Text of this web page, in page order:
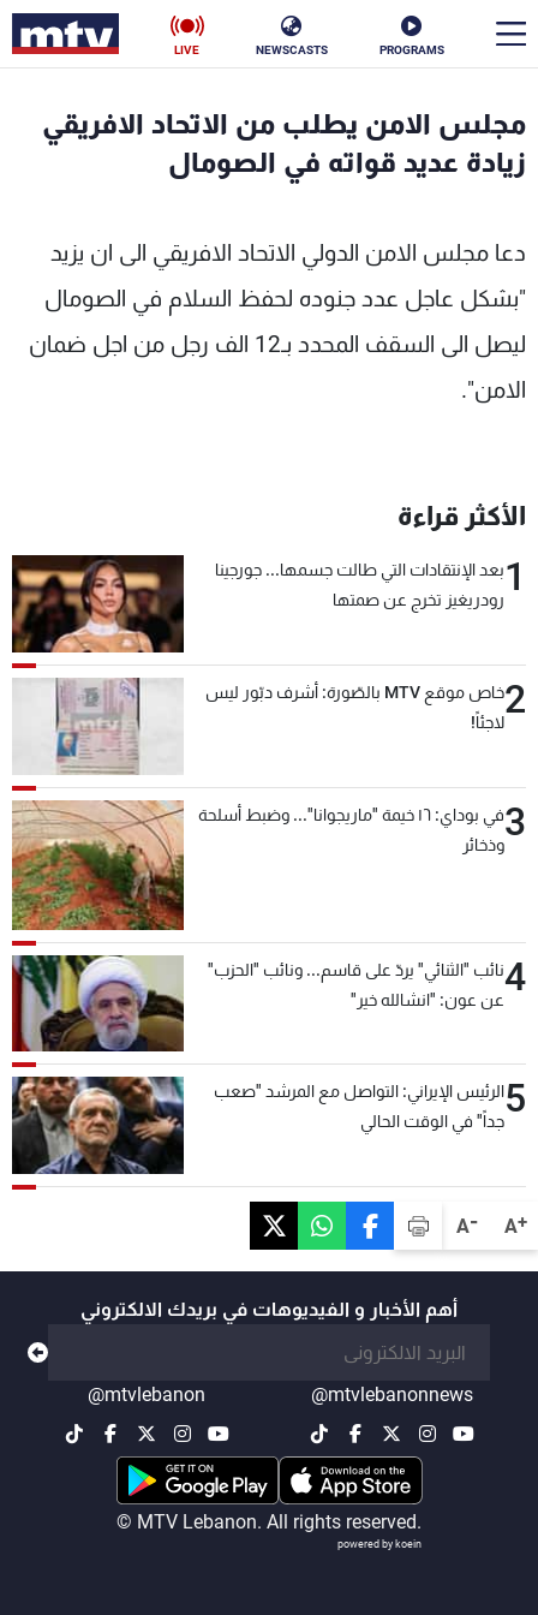
PROGRAMS
NEWSCASTS
LIVE
A+
A-
مجلس الامن يطلب من الاتحاد الافريقي
زيادة عديد قواته في الصومال
دعا مجلس الامن الدولي الاتحاد الافريقي الى ان يزيد
"بشكل عاجل عدد جنوده لحفظ السلام في الصومال
ليصل الى السقف المحدد بـ12 الف رجل من اجل ضمان
الامن".
الأكثر قراءة
1بعد الإنتقادات التي طالت جسمها... جورجينا
رودريغيز تخرج عن صمتها
2
خاص موقع MTV بالصّورة: أشرف دبّور ليس
لاجئاً!
3
في بوداي: ١٦ خيمة "ماريجوانا"... وضبط أسلحة
وذخائر
4نائب "الثنائي" يردّ على قاسم... ونائب "الحزب"
عن عون: "انشالله خير"
5الرئيس الإيراني: التواصل مع المرشد "صعب
جداً" في الوقت الحالي
أهم الأخبار و الفيديوهات في بريدك الالكتروني
@mtvlebanonnews
@mtvlebanon
© MTV Lebanon. All rights reserved.
powered by koein
الأخبار
منوعات رياضة
كأس العالم
البرامج
جدول البرامج
شاهد البرامج
الترددات
الإنـتـاج
لاعلاناتكم
تواصل معنا